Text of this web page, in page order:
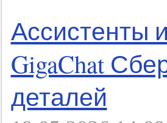
Ассистенты
GigaChat
деталей